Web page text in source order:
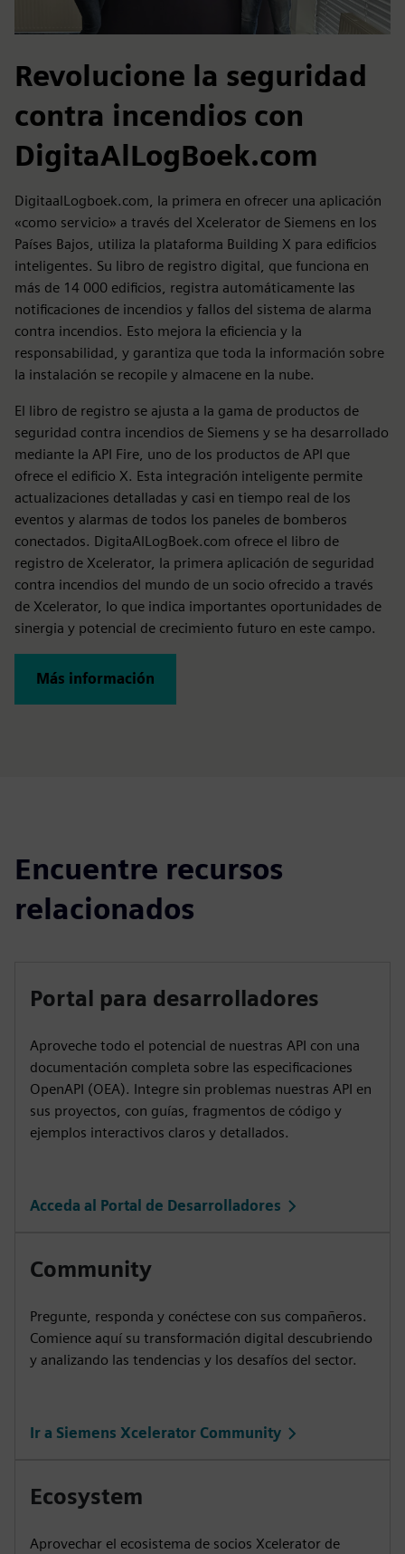
Revolucione la seguridad
contra incendios con
DigitaAlLogBoek.com
DigitaalLogboek.com, la primera en ofrecer una aplicación
«como servicio» a través del Xcelerator de Siemens en los
Países Bajos, utiliza la plataforma Building X para edificios
inteligentes. Su libro de registro digital, que funciona en
más de 14 000 edificios, registra automáticamente las
notificaciones de incendios y fallos del sistema de alarma
contra incendios. Esto mejora la eficiencia y la
responsabilidad, y garantiza que toda la información sobre
la instalación se recopile y almacene en la nube.
El libro de registro se ajusta a la gama de productos de
seguridad contra incendios de Siemens y se ha desarrollado
mediante la API Fire, uno de los productos de API que
ofrece el edificio X. Esta integración inteligente permite
actualizaciones detalladas y casi en tiempo real de los
eventos y alarmas de todos los paneles de bomberos
conectados. DigitaAlLogBoek.com ofrece el libro de
registro de Xcelerator, la primera aplicación de seguridad
contra incendios del mundo de un socio ofrecido a través
de Xcelerator, lo que indica importantes oportunidades de
sinergia y potencial de crecimiento futuro en este campo.
Más información
Encuentre recursos
relacionados
Portal para desarrolladores
Aproveche todo el potencial de nuestras API con una
documentación completa sobre las especificaciones
OpenAPI (OEA). Integre sin problemas nuestras API en
sus proyectos, con guías, fragmentos de código y
ejemplos interactivos claros y detallados.
Acceda al Portal de Desarrolladores
Community
Pregunte, responda y conéctese con sus compañeros.
Comience aquí su transformación digital descubriendo
y analizando las tendencias y los desafíos del sector.
Ir a Siemens Xcelerator Community
Ecosystem
Aprovechar el ecosistema de socios Xcelerator de